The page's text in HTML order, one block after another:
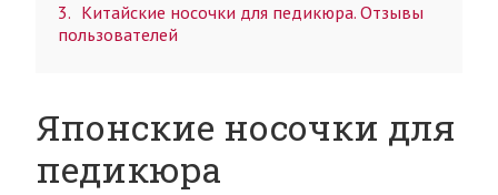
3
Китайские носочки для педикюра. Отзывы
пользователей
Японские носочки для
педикюра